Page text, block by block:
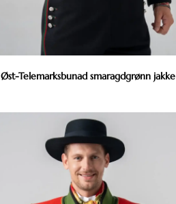
Øst-Telemarksbunad smaragdgrønn jakke